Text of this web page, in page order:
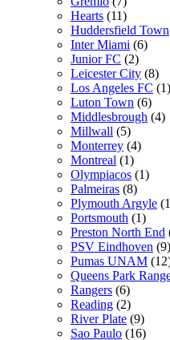
Hearts (11)
Huddersfield Town
Inter Miami (6)
Junior FC (2)
Leicester City (8)
Los Angeles FC (1)
Luton Town (6)
Middlesbrough (4)
Millwall (5)
Monterrey (4)
Montreal (1)
Olympiacos (1)
Palmeiras (8)
Plymouth Argyle
Portsmouth (1)
Preston North End
PSV Eindhoven (9)
Pumas UNAM
Queens Park
Rangers (6)
Reading (2)
River Plate (9)
Sao Paulo (16)